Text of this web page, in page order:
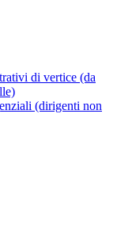
di vertice (da
(dirigenti non